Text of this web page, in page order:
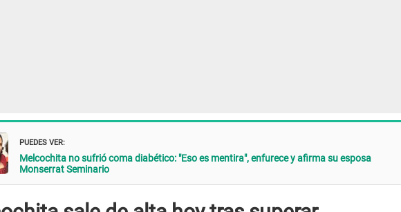
PUEDES VER:
Melcochita no sufrió coma diabético: "Eso es mentira", enfurece y afirma su esposa
Monserrat Seminario